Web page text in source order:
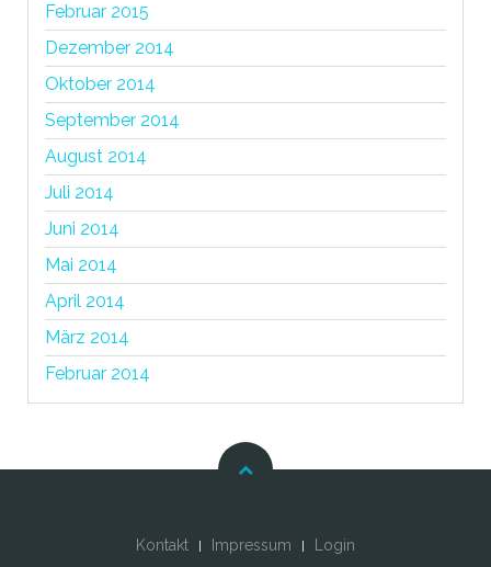
Februar 2015
Dezember 2014
Oktober 2014
September 2014
August 2014
Juli 2014
Juni 2014
Mai 2014
April 2014
März 2014
Februar 2014
Kontakt Impressum Login